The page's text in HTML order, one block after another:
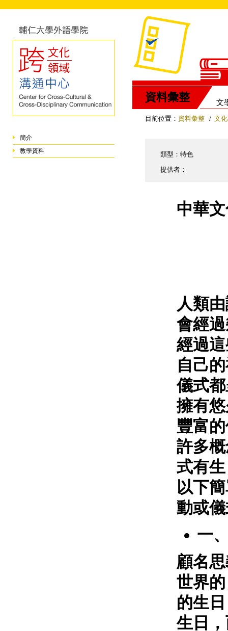
簡介
教學資料
資料彙整 文
目前位置： 資料彙整 / 文
類型：特色
提供者：
中華
人類
會經
經過
自己
儀式
擁有
豐富
許多
式有
以下
動或
一
顧名
世界
的生
生日